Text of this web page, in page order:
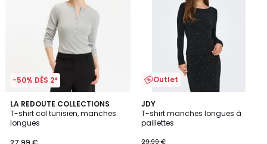
-50% DÈS 2*
LA REDOUTE COLLECTIONS
T-shirt col tunisien, manches
longues
4,5
/ 5
3
Couleurs
Outlet
JDY
T-shirt manches longues à
paillettes
29,99 €
4
/
5